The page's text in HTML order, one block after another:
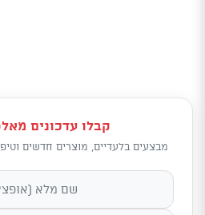
קבלו עדכונים
מבצעים בלעדיים, מוצרים חדשים